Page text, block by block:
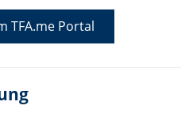
TFA.me Portal